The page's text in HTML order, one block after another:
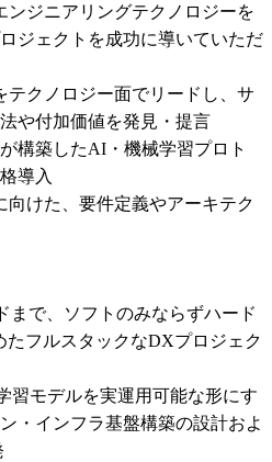
ジニアリングテクノロジーを
ジェクトを成功に導いていただ
テクノロジー面でリードし、サ
や付加価値を発見・提言
構築したAI・機械学習プロト
導入
向けた、要件定義やアーキテク
まで、ソフトのみならずハード
たフルスタックなDXプロジェク
習モデルを実運用可能な形にす
・インフラ基盤構築の設計およ